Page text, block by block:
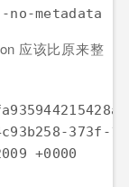
no-metadata -
应该比原来整
373f-
+0000